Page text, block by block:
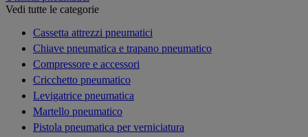
Vedi tutte le categorie
Cassetta attrezzi pneumatici
Chiave pneumatica e trapano pneumatico
Compressore e accessori
Cricchetto pneumatico
Levigatrice pneumatica
Martello pneumatico
Pistola pneumatica per verniciatura